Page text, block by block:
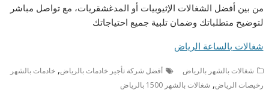
من بين أفضل الشغالات الإثيوبيات أو المدغشقريات، مع تواصل مباشر
لتوضيح متطلباتك وضمان تلبية جميع احتياجاتك
شغالات بالساعة الرياض
شغالات بالشهر بالرياض أفضل شركة تأجير خادمات بالرياض,خادمات بالشهر
رخيصات الرياض, شغالات بالشهر 1500 بالرياض